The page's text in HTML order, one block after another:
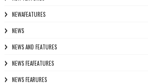
NEWAFEATURES
NEWS
NEWS AND FEATURES
NEWS FEAFEATURES
NEWS FEARURES